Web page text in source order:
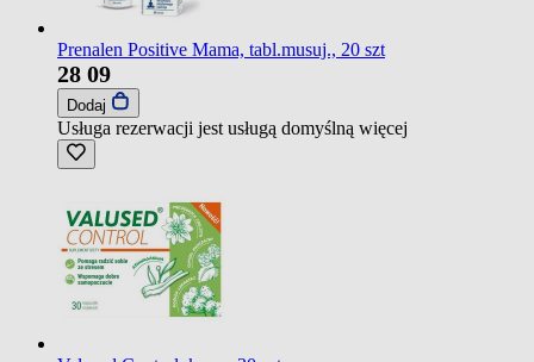
Prenalen Positive Mama, tabl.musuj., 20 szt
28 09
Dodaj
Usługa rezerwacji jest usługą domyślną więcej